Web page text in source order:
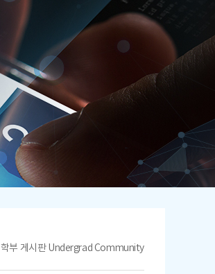
학부 게시판 Undergrad Community